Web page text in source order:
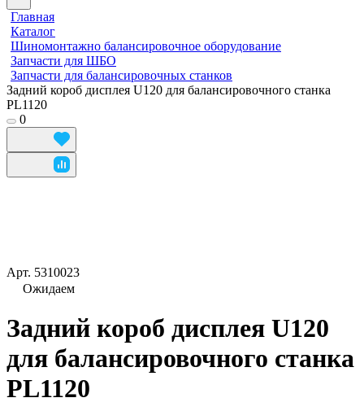
Главная
Каталог
Шиномонтажно балансировочное оборудование
Запчасти для ШБО
Запчасти для балансировочных станков
Задний короб дисплея U120 для балансировочного станка
PL1120
0
Арт. 5310023
Ожидаем
Задний короб дисплея U120
для балансировочного станка
PL1120